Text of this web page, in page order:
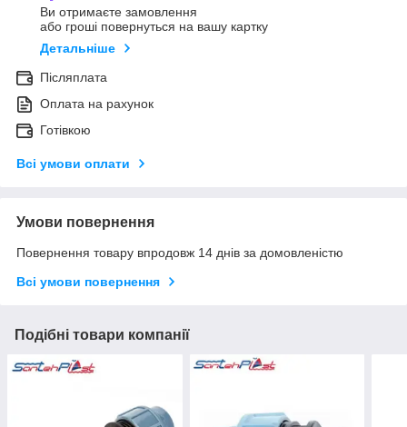
Ви отримаєте замовлення
або гроші повернуться на вашу картку
Детальніше
Післяплата
Оплата на рахунок
Готівкою
Всі умови оплати
Умови повернення
Повернення товару впродовж 14 днів за домовленістю
Всі умови повернення
Подібні товари компанії